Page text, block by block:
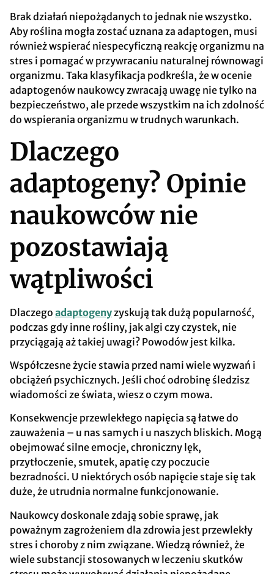
Brak działań niepożądanych to jednak nie wszystko.
Aby roślina mogła zostać uznana za adaptogen, musi
również wspierać niespecyficzną reakcję organizmu na
stres i pomagać w przywracaniu naturalnej równowagi
organizmu. Taka klasyfikacja podkreśla, że w ocenie
adaptogenów naukowcy zwracają uwagę nie tylko na
bezpieczeństwo, ale przede wszystkim na ich zdolność
do wspierania organizmu w trudnych warunkach.
Dlaczego
adaptogeny? Opinie
naukowców nie
pozostawiają
wątpliwości
Dlaczego adaptogeny zyskują tak dużą popularność,
podczas gdy inne rośliny, jak algi czy czystek, nie
przyciągają aż takiej uwagi? Powodów jest kilka.
Współczesne życie stawia przed nami wiele wyzwań i
obciążeń psychicznych. Jeśli choć odrobinę śledzisz
wiadomości ze świata, wiesz o czym mowa.
Konsekwencje przewlekłego napięcia są łatwe do
zauważenia – u nas samych i u naszych bliskich. Mogą
obejmować silne emocje, chroniczny lęk,
przytłoczenie, smutek, apatię czy poczucie
bezradności. U niektórych osób napięcie staje się tak
duże, że utrudnia normalne funkcjonowanie.
Naukowcy doskonale zdają sobie sprawę, jak
poważnym zagrożeniem dla zdrowia jest przewlekły
stres i choroby z nim związane. Wiedzą również, że
wiele substancji stosowanych w leczeniu skutków